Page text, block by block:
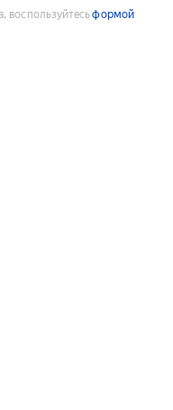
воспользуйтесьформой